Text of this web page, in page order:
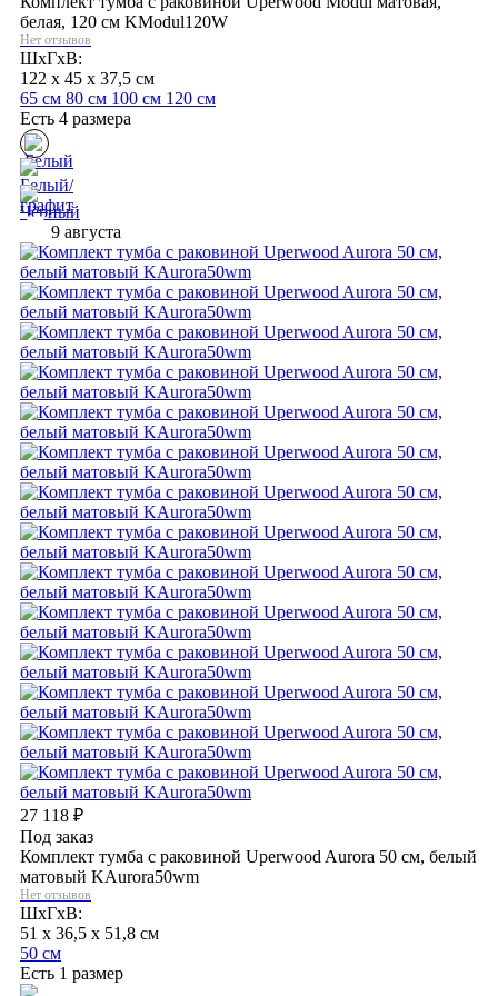
белая, 120 см KModul120W
Нет отзывов
ШхГхВ:
122 x 45 x 37,5 см
65 см 80 см 100 см 120 см
Есть 4 размера
9 августа
27 118 ₽
Под заказ
Комплект тумба с раковиной Uperwood Aurora 50 см, белый
матовый KAurora50wm
Нет отзывов
ШхГхВ:
51 x 36,5 x 51,8 см
50 см
Есть 1 размер